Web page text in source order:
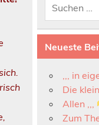
Neueste
,,, in
Die
Allen ,,,
Zum